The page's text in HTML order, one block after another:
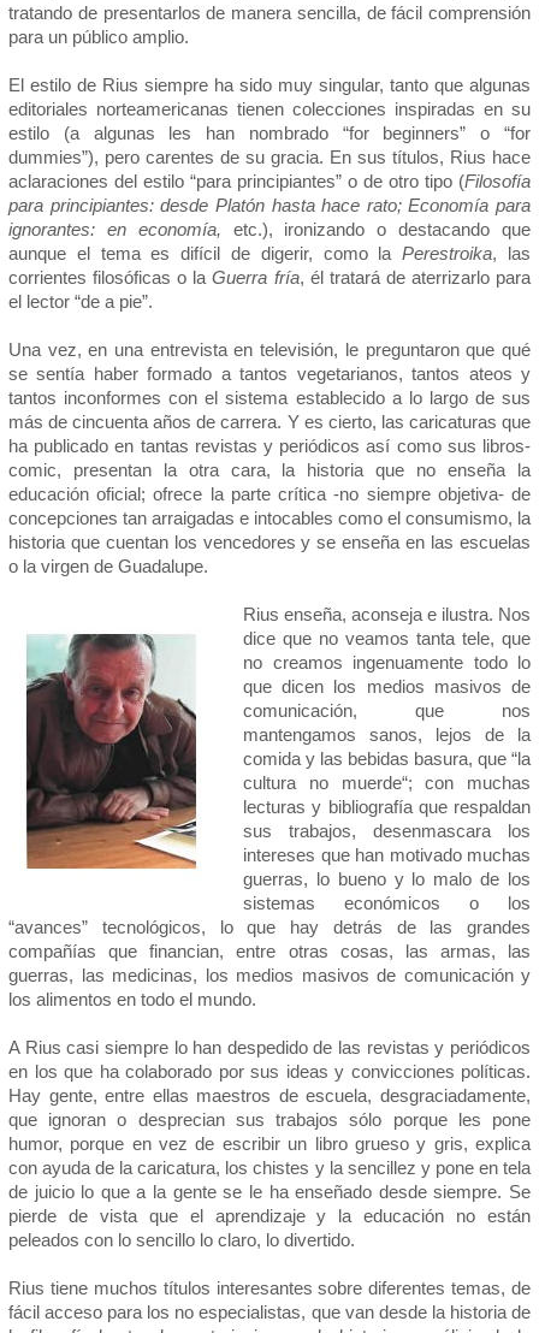
tratando de presentarlos de manera sencilla, de fácil comprensión
para un público amplio.
El estilo de Rius siempre ha sido muy singular, tanto que algunas
editoriales norteamericanas tienen colecciones inspiradas en su
estilo (a algunas les han nombrado “for beginners” o “for
dummies”), pero carentes de su gracia. En sus títulos, Rius hace
aclaraciones del estilo “para principiantes” o de otro tipo (Filosofía
para principiantes: desde Platón hasta hace rato; Economía para
ignorantes: en economía, etc.), ironizando o destacando que
aunque el tema es difícil de digerir, como laPerestroika, las
corrientes filosóficas o laGuerra fría, él tratará de aterrizarlo para
el lector “de a pie”.
Una vez, en una entrevista en televisión, le preguntaron que qué
se sentía haber formado a tantos vegetarianos, tantos ateos y
tantos inconformes con el sistema establecido a lo largo de sus
más de cincuenta años de carrera. Y es cierto, las caricaturas que
ha publicado en tantas revistas y periódicos así como sus libros-
comic, presentan la otra cara, la historia que no enseña la
educación oficial; ofrece la parte crítica -no siempre objetiva- de
concepciones tan arraigadas e intocables como el consumismo, la
historia que cuentan los vencedores y se enseña en las escuelas
o la virgen de Guadalupe.
Rius enseña, aconseja e ilustra. Nos
dice que no veamos tanta tele, que
no creamos ingenuamente todo lo
que dicen los medios masivos de
comunicación, que nos
mantengamos sanos, lejos de la
comida y las bebidas basura, que “la
cultura no muerde“; con muchas
lecturas y bibliografía que respaldan
sus trabajos, desenmascara los
intereses que han motivado muchas
guerras, lo bueno y lo malo de los
sistemas económicos o los
“avances” tecnológicos, lo que hay detrás de las grandes
compañías que financian, entre otras cosas, las armas, las
guerras, las medicinas, los medios masivos de comunicación y
los alimentos en todo el mundo.
A Rius casi siempre lo han despedido de las revistas y periódicos
en los que ha colaborado por sus ideas y convicciones políticas.
Hay gente, entre ellas maestros de escuela, desgraciadamente,
que ignoran o desprecian sus trabajos sólo porque les pone
humor, porque en vez de escribir un libro grueso y gris, explica
con ayuda de la caricatura, los chistes y la sencillez y pone en tela
de juicio lo que a la gente se le ha enseñado desde siempre. Se
pierde de vista que el aprendizaje y la educación no están
peleados con lo sencillo lo claro, lo divertido.
Rius tiene muchos títulos interesantes sobre diferentes temas, de
fácil acceso para los no especialistas, que van desde la historia de